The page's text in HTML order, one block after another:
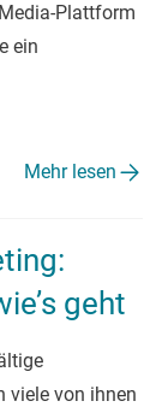
Plattform
ein
Mehr lesen
geht
viele von ihnen